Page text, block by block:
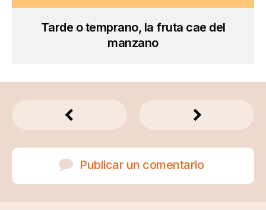
Tarde o temprano, la fruta cae del
manzano
Publicar un comentario